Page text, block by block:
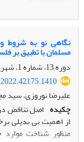
همین معنای عرفی
در جهان نظریات و
رویکرد ارسطویی-
تمایز تغییرات ذاتی
بسط می‌دهد. در این
سلبی و ایجابی
بخاطر ضعف
اشتباه بعنوان مبنای
برای نشان دادن
توضیح مسئله‌ی
نگاهی نو به شروط
مسلمان با تطبیق بر
دوره 13، شماره 1، شهریور 1401، صفحه
علیرضا نوروزی، سید
چکیده اصل تناقض
از اهمیت بی بدیلی
منظور شناخت